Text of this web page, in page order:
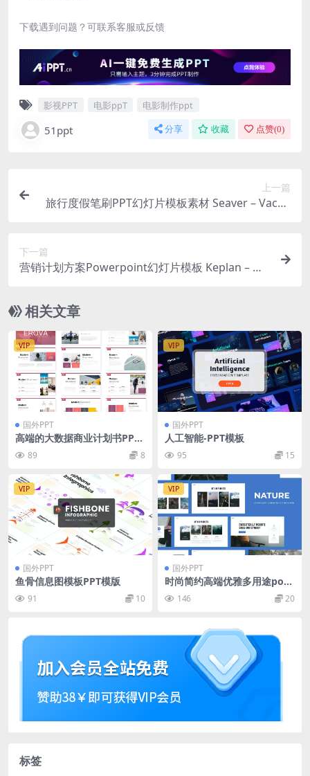
下载遇到问题？可联系客服或反馈
影视PPT 电影ppT 电影制作ppt
51ppt 分享 收藏 点赞(0)
上一篇
旅行度假笔刷PPT幻灯片模板素材 Seaver – Vacati
下一篇
营销计划方案Powerpoint幻灯片模板 Keplan – Ma
相关文章
VIP
国外PPT
高端的大数据商业计划书PPT
模板下载[PPTX]
89 8
VIP
国外PPT
人工智能-PPT模板
95 15
VIP
国外PPT
鱼骨信息图模板PPT模版
91 10
VIP
国外PPT
时尚简约高端优雅多用途pow
erpoint幻灯片演示模板（ppt
x）146 20
标签